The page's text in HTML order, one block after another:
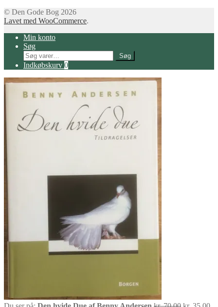
© Den Gode Bog 2026
Lavet med WooCommerce.
Min konto
Søg
Søg
efter:
Søg
Indkøbskurv 0
Den